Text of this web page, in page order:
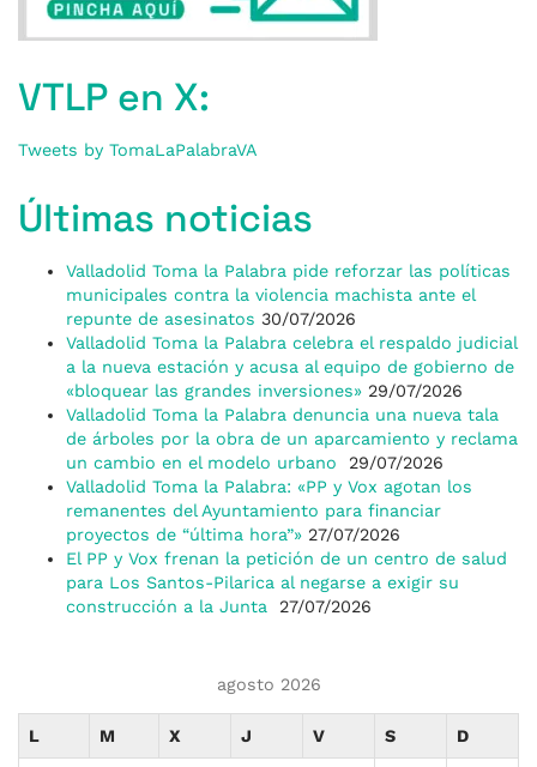
VTLP en X:
Tweets by TomaLaPalabraVA
Últimas noticias
Valladolid Toma la Palabra pide reforzar las políticas
municipales contra la violencia machista ante el
repunte de asesinatos 30/07/2026
Valladolid Toma la Palabra celebra el respaldo judicial
a la nueva estación y acusa al equipo de gobierno de
«bloquear las grandes inversiones» 29/07/2026
Valladolid Toma la Palabra denuncia una nueva tala
de árboles por la obra de un aparcamiento y reclama
un cambio en el modelo urbano
29/07/2026
Valladolid Toma la Palabra: «PP y Vox agotan los
remanentes del Ayuntamiento para financiar
proyectos de “última hora”» 27/07/2026
El PP y Vox frenan la petición de un centro de salud
para Los Santos-Pilarica al negarse a exigir su
construcción a la Junta
27/07/2026
agosto 2026
L M X J V S D